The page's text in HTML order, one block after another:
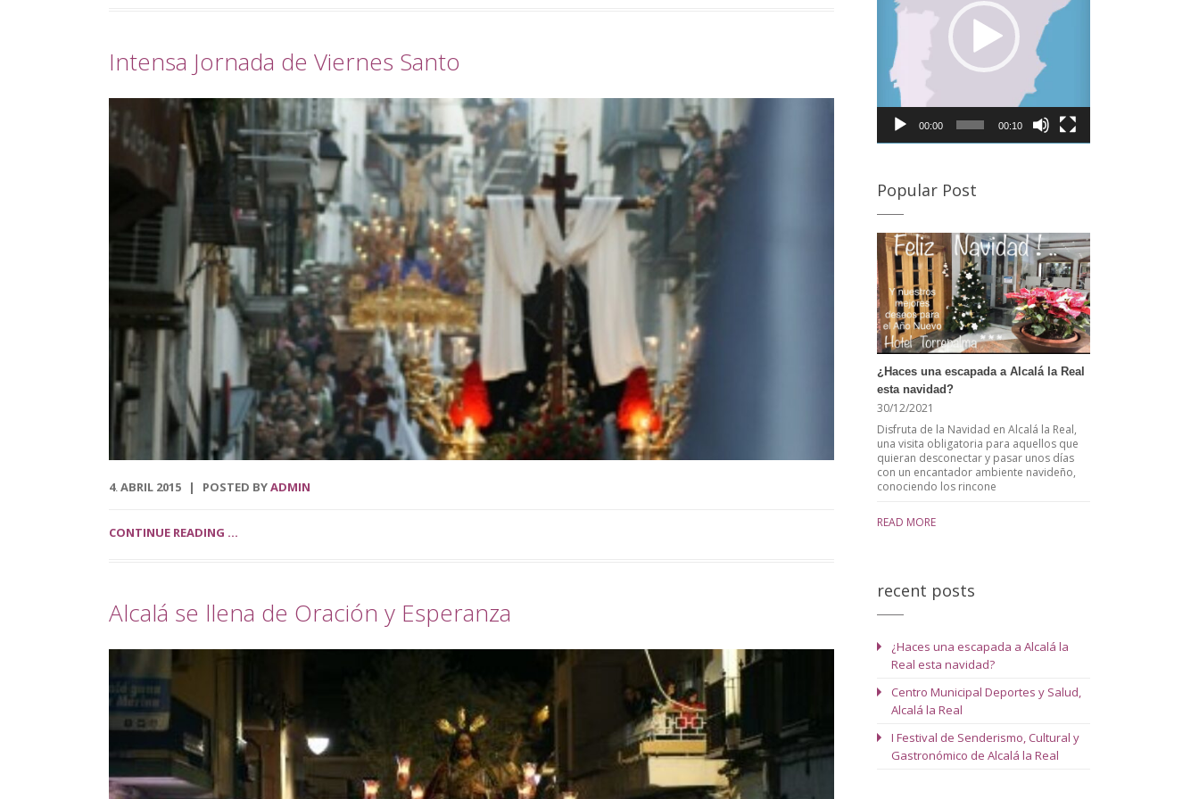
eventos. La marca puede verse en las banderolas que
Abacial y el entorno de Capuchinos, en el Paseo de los
Álamos. El cartel de la Semana […]
provincia de Córdoba para visitar la Semana Santa de
Almedinilla y Priego de Córdoba Desde Alcalá la Real, a
tan sólo 20 minutos de nuestro hotel podrás disfrutar
de la Semana Santa de Almedinilla. Semana Santa de
Priego de Córdoba A tan sólo 30 minutos e nuestro
hotel puedes disfrutar de otro de los pueblos de
Córdoba en Semana Santa. Si deseas conocer en
detalle sus procesiones te dejamos este enlace. […]
Intensa Jornada de Viernes Santo
4. ABRIL 2015 POSTED BYADMIN
CONTINUE READING ...
Alcalá se llena de Oración y Esperanza
00:00 00:10
Popular Post
¿Haces una escapada a Alcalá la Real
esta navidad?
30/12/2021
Disfruta de la Navidad en Alcalá la Real,
una visita obligatoria para aquellos que
quieran desconectar y pasar unos días
con un encantador ambiente navideño,
conociendo los rincone
READ MORE
recent posts
¿Haces una escapada a Alcalá la
Real esta navidad?
Centro Municipal Deportes y Salud,
Alcalá la Real
I Festival de Senderismo, Cultural y
Gastronómico de Alcalá la Real